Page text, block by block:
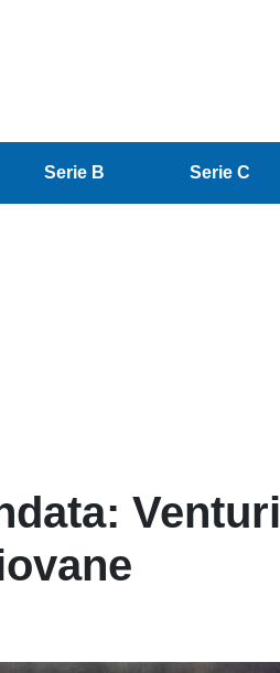
Serie B Serie C
Venturi